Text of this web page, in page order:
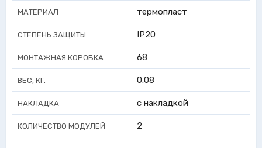
МАТЕРИАЛ термопласт
СТЕПЕНЬ ЗАЩИТЫ IP20
МОНТАЖНАЯ КОРОБКА 68
ВЕС, КГ. 0.08
НАКЛАДКА с накладкой
КОЛИЧЕСТВО МОДУЛЕЙ 2